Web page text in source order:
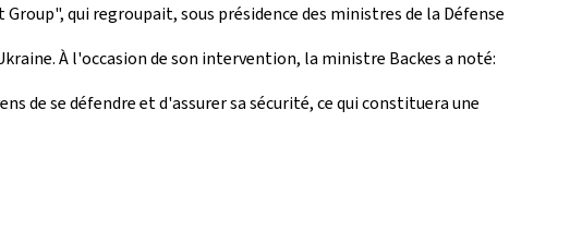
Group", qui regroupait, sous présidence des ministres de la Défense
À l'occasion de son intervention, la ministre Backes a noté:
de se défendre et d'assurer sa sécurité, ce qui constituera une